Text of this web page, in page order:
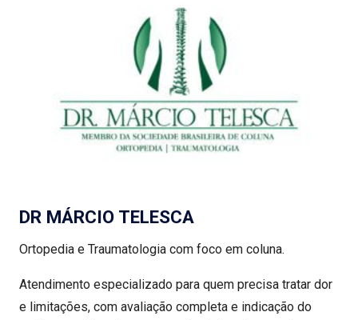
DR MÁRCIO TELESCA
Ortopedia e Traumatologia com foco em coluna.
Atendimento especializado para quem precisa tratar dor
e limitações, com avaliação completa e indicação do